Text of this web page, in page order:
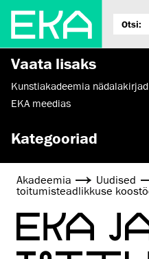
Vaata lisaks
Kunstiakadeemia nädalakirjad
EKA meedias
Kategooriad
Akadeemia Uudised
toitumisteadlikkuse
EKA